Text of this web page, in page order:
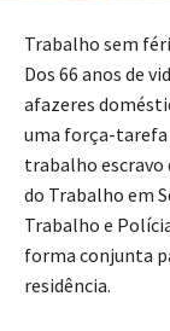
Trabalho sem
Dos 66 anos de
afazeres
uma força-tarefa
trabalho escravo
do Trabalho em
Trabalho e
forma conjunta
residência.